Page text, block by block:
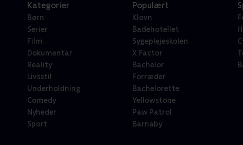
Kategorier
Børn
Serier
Film
Dokumentar
Reality
Livsstil
Underholdning
Comedy
Nyheder
Sport
Populært
Klovn
Badehotellet
Sygeplejeskolen
X Factor
Bachelor
Forræder
Bachelorette
Yellowstone
Paw Patrol
Barnaby